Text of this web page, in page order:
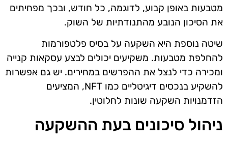
מטבעות באופן קבוע, לדוגמה, כל חודש, ובכך מפחיתים
את הסיכון הנובע מהתנודתיות של השוק.
שיטה נוספת היא השקעה על בסיס פלטפורמות
להחלפת מטבעות. משקיעים יכולים לבצע עסקאות קנייה
ומכירה כדי לנצל את ההפרשים במחירים. יש גם אפשרות
להשקיע בנכסים דיגיטליים כמו NFT, המציעים
הזדמנויות השקעה שונות לחלוטין.
ניהול סיכונים בעת ההשקעה